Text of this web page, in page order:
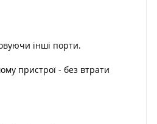
інші порти.
пристрої - без втрати